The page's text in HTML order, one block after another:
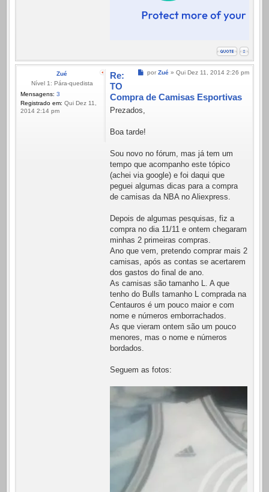
Zué
Nível 1: Pára-quedista
Mensagens: 3
Registrado em: Qui Dez 11,
2014 2:14 pm
Mensagem
por Zué » Qui Dez 11, 2014 2:26 pm
Re:
TO
Compra de Camisas Esportivas
Prezados,
Boa tarde!
Sou novo no fórum, mas já tem um
tempo que acompanho este tópico
(achei via google) e foi daqui que
peguei algumas dicas para a compra
de camisas da NBA no Aliexpress.
Depois de algumas pesquisas, fiz a
compra no dia 11/11 e ontem chegaram
minhas 2 primeiras compras.
Ano que vem, pretendo comprar mais 2
camisas, após as contas se acertarem
dos gastos do final de ano.
As camisas são tamanho L. A que
tenho do Bulls tamanho L comprada na
Centauros é um pouco maior e com
nome e números emborrachados.
As que vieram ontem são um pouco
menores, mas o nome e números
bordados.
Seguem as fotos: